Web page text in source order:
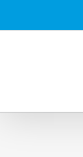
springen